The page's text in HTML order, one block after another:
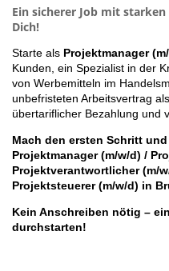
Ein sicherer Job mit
Dich!
Starte als Projektmanager
Kunden, ein Spezialist in der
von Werbemitteln im
unbefristeten Arbeitsvertrag als
übertariflicher Bezahlung und
Mach den ersten Schritt
Projektmanager (m/w/d) /
Projektverantwortlicher (m/
Projektsteuerer (m/w/d) in
Kein Anschreiben nötig –
durchstarten!